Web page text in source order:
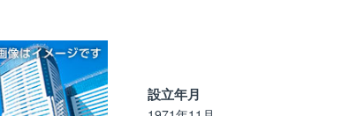
設立年月